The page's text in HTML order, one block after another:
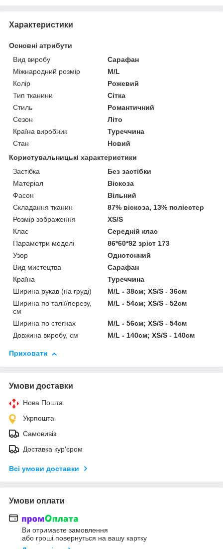
Характеристики
Основні атрибути
Вид виробу
Сарафан
Міжнародний розмір
M/L
Колір
Рожевий
Тип тканини
Сітка
Стиль
Романтичний
Сезон
Літо
Країна виробник
Туреччина
Стан
Новий
Користувальницькі характеристики
Застібка
Без застібки
Матеріал
Віскоза
Фасон
Вільний
Складання тканин
87% віскоза, 13% поліестер
Розмір зображення
XS/S
Клас
Середній клас
Параметри моделі
86*60*92 зріст 173
Узор
Однотонний
Вид мистецтва
Сарафан
Країна
Туреччина
Ширина рукав (на груді)
M/L - 38см; XS/S - 36см
Ширина по талії/перезу,
см
M/L - 54см; XS/S - 52см
Ширина по стегнах
M/L - 56см; XS/S - 54см
Довжина виробу, см
M/L - 140см; XS/S - 140см
Приховати
Умови доставки
Нова Пошта
Укрпошта
Самовивіз
Доставка кур'єром
Всі умови доставки
Умови оплати
Ви отримаєте замовлення
або гроші повернуться на вашу картку